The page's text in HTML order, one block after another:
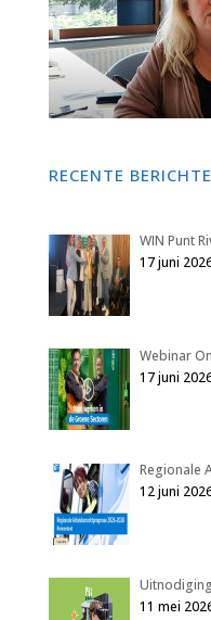
RECENTE
WIN Punt
17 juni
Webinar
17 juni
Regionale
12 juni
11 mei